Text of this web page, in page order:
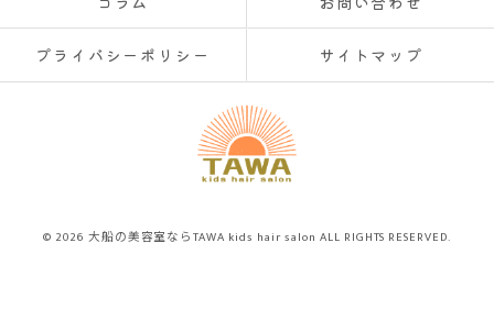
プライバシーポリシー サイトマップ
© 2026 大船の美容室ならTAWA kids hair salon ALL RIGHTS RESERVED.